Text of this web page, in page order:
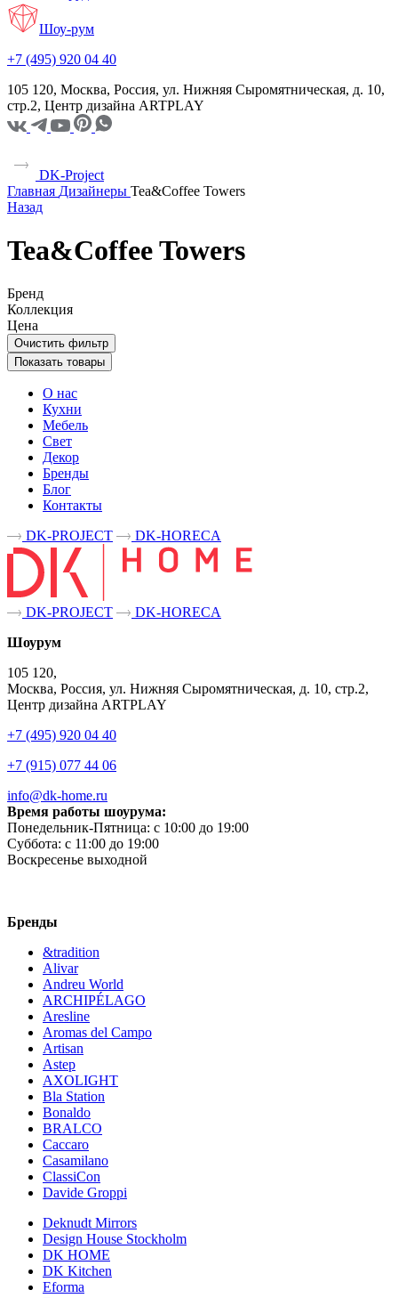
Шоу-рум
+7 (495) 920 04 40
105 120, Москва, Россия, ул. Нижняя Сыромятническая, д. 10,
стр.2, Центр дизайна ARTPLAY
DK-Project
Главная Дизайнеры Tea&Coffee Towers
Назад
Tea&Coffee Towers
Бренд
Коллекция
Цена
Очистить фильтр
Показать товары
О нас
Кухни
Мебель
Свет
Декор
Бренды
Блог
Контакты
DK-PROJECT
DK-HORECA
DK-PROJECT
DK-HORECA
Шоурум
105 120,
Москва, Россия, ул. Нижняя Сыромятническая, д. 10, стр.2,
Центр дизайна ARTPLAY
+7 (495) 920 04 40
+7 (915) 077 44 06
info@dk-home.ru
Время работы шоурума:
Понедельник-Пятница: c 10:00 до 19:00
Суббота: c 11:00 до 19:00
Воскресенье выходной
Бренды
&tradition
Alivar
Andreu World
ARCHIPÉLAGO
Aresline
Aromas del Campo
Artisan
Astep
AXOLIGHT
Bla Station
Bonaldo
BRALCO
Caccaro
Casamilano
ClassiCon
Davide Groppi
Deknudt Mirrors
Design House Stockholm
DK HOME
DK Kitchen
Eforma